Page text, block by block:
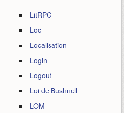
LitRPG
Loc
Localisation
Login
Logout
Loi de Bushnell
LOM